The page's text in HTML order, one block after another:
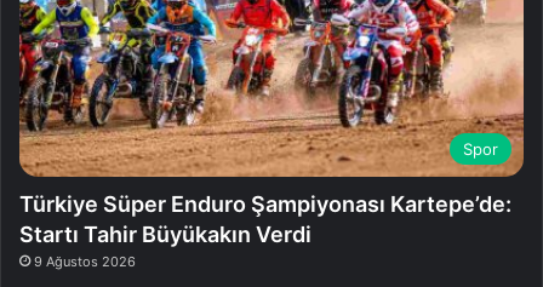
Spor
Türkiye Süper Enduro Şampiyonası Kartepe’de:
Startı Tahir Büyükakın Verdi
9 Ağustos 2026